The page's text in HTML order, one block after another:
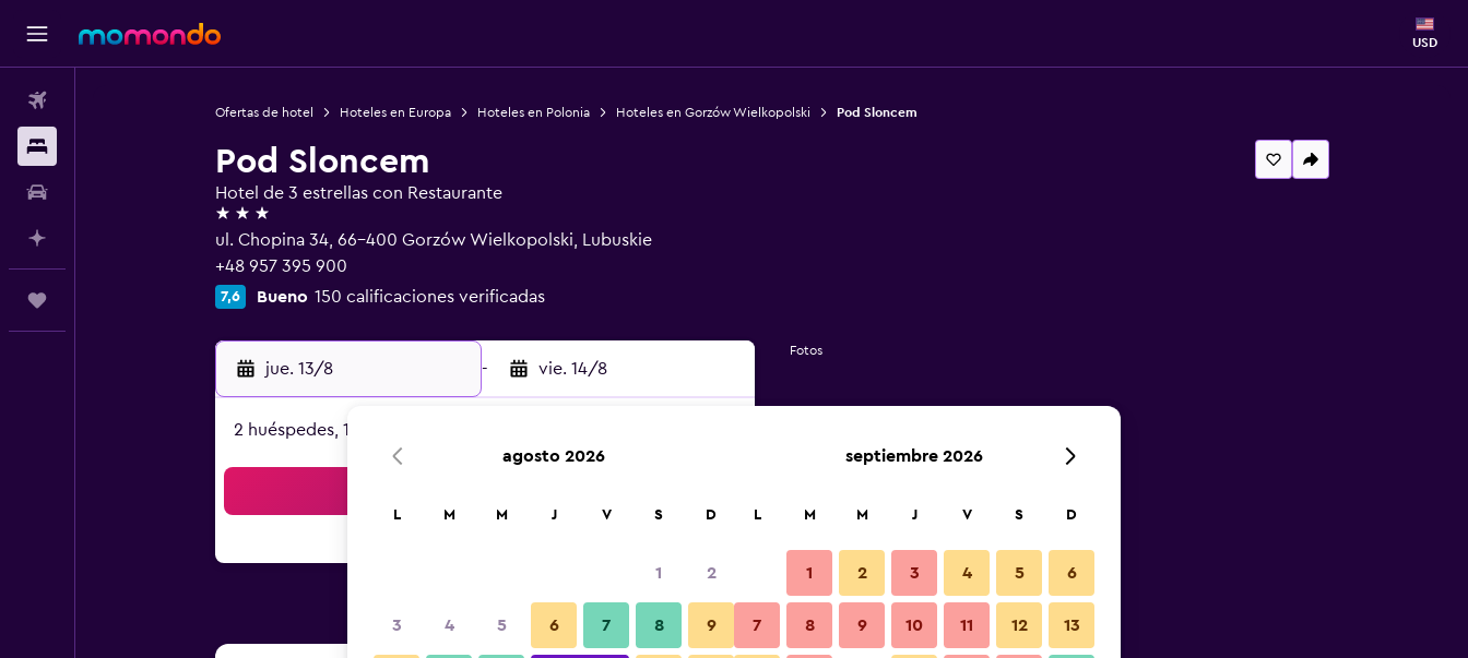
USD
Ofertas de hotel Hoteles en Europa Hoteles en Polonia Hoteles en Gorzów Wielkopolski Pod Sloncem
Pod Sloncem
Hotel de 3 estrellas con Restaurante
3 estrellas
ul. Chopina 34, 66-400 Gorzów Wielkopolski, Lubuskie
+48 957 395 900
7,6 Bueno 150 calificaciones verificadas
jue. 13/8 - vie. 14/8
2 huéspedes, 1 habitación
Fotos
agosto 2026
L M M J V S D
1 2
3 4 5 6 7 8 9
septiembre 2026
L M M J V S D
1 2 3 4 5 6
7 8 9 10 11 12 13